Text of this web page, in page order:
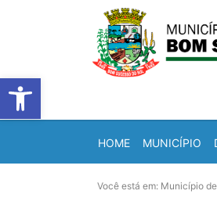
Barra de
HOME MUNICÍPIO
Você está em: Município